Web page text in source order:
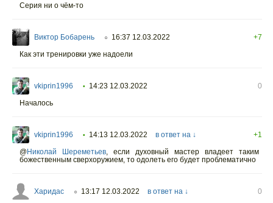
Серия ни о чём-то
Виктор Бобарень ○ 16:37 12.03.2022
+7
Как эти тренировки уже надоели
vkiprin1996 • 14:23 12.03.2022
0
Началось
vkiprin1996 • 14:13 12.03.2022 в ответ на ↓
+1
@Николай Шереметьев
если духовный мастер владеет таким
божественным сверхоружием, то одолеть его будет проблематично
Харидас ○ 13:17 12.03.2022 в ответ на ↓
0